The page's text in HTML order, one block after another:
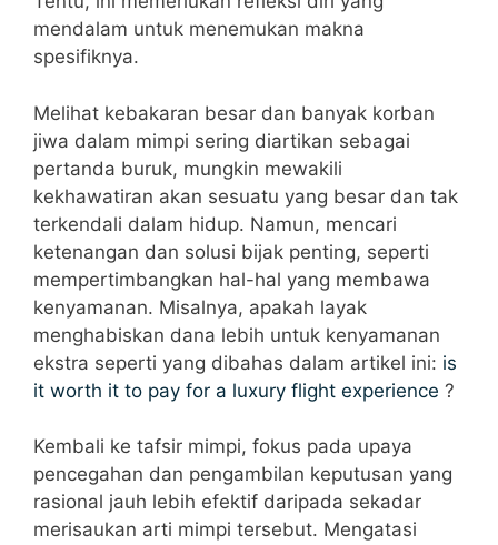
mendalam untuk menemukan makna
spesifiknya.
Melihat kebakaran besar dan banyak korban
jiwa dalam mimpi sering diartikan sebagai
pertanda buruk, mungkin mewakili
kekhawatiran akan sesuatu yang besar dan tak
terkendali dalam hidup. Namun, mencari
ketenangan dan solusi bijak penting, seperti
mempertimbangkan hal-hal yang membawa
kenyamanan. Misalnya, apakah layak
menghabiskan dana lebih untuk kenyamanan
ekstra seperti yang dibahas dalam artikel ini: is
it worth it to pay for a luxury flight experience ?
Kembali ke tafsir mimpi, fokus pada upaya
pencegahan dan pengambilan keputusan yang
rasional jauh lebih efektif daripada sekadar
merisaukan arti mimpi tersebut. Mengatasi